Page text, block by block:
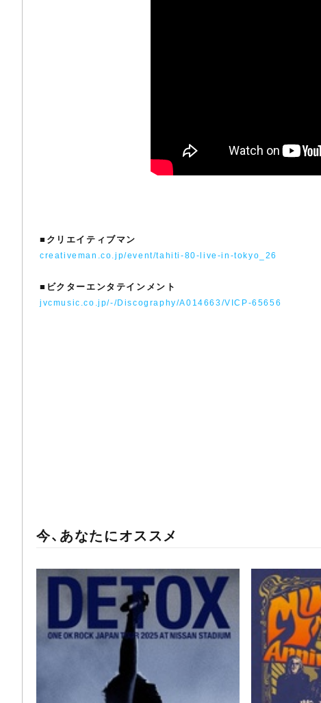
■ クリエイティブマン
creativeman.co.jp/event/tahiti-80-live-in-tokyo_26
■ ビクターエンタテインメント
jvcmusic.co.jp/-/Discography/A014663/VICP-65656
今、あなたにオススメ